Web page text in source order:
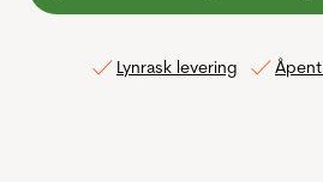
Lynrask levering